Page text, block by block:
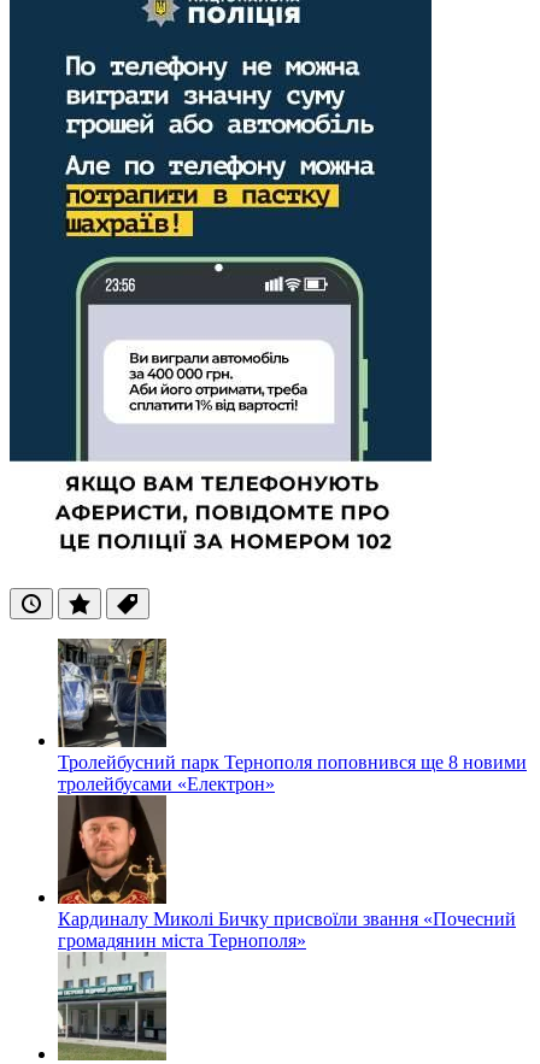
ОстанніПопулярні
Теги
Тролейбусний парк Тернополя поповнився ще 8 новими
тролейбусами «Електрон»
Кардиналу Миколі Бичку присвоїли звання «Почесний
громадянин міста Тернополя»